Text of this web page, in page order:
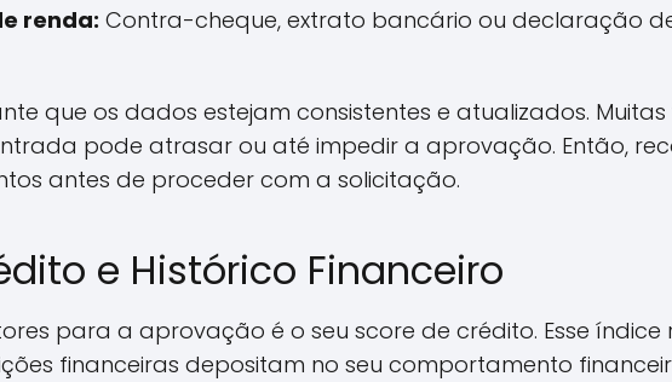
renda: Contra-cheque, extrato bancário ou declaração
que os dados estejam consistentes e atualizados. Muitas
pode atrasar ou até impedir a aprovação. Então,
antes de proceder com a solicitação.
e Histórico Financeiro
para a aprovação é o seu score de crédito. Esse índice
financeiras depositam no seu comportamento